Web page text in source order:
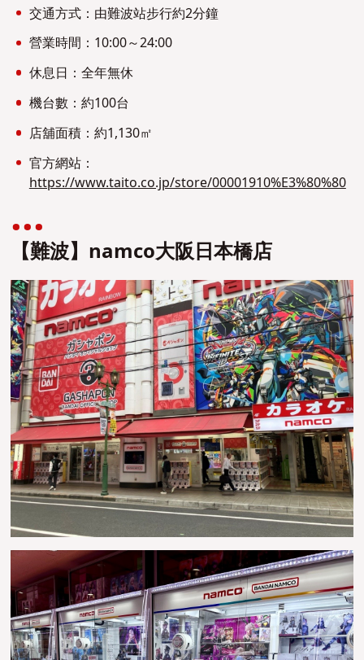
交通方式：由難波站步行約2分鐘
營業時間：10:00～24:00
休息日：全年無休
機台數：約100台
店舖面積：約1,130㎡
官方網站：
https://www.taito.co.jp/store/00001910%E3%80%80
【難波】namco大阪日本橋店